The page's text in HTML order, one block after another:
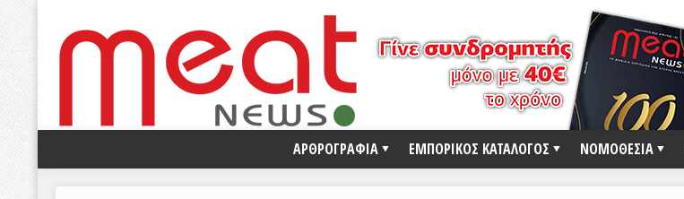
ΑΡΘΡΟΓΡΑΦΙΑ ΕΜΠΟΡΙΚΟΣ ΚΑΤΑΛΟΓΟΣ ΝΟΜΟΘΕΣΙΑ